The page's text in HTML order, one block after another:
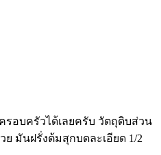
รอบครัวได้เลยครับ วัตถุดิบส่วน
มันฝรั่งต้มสุกบดละเอียด 1/2